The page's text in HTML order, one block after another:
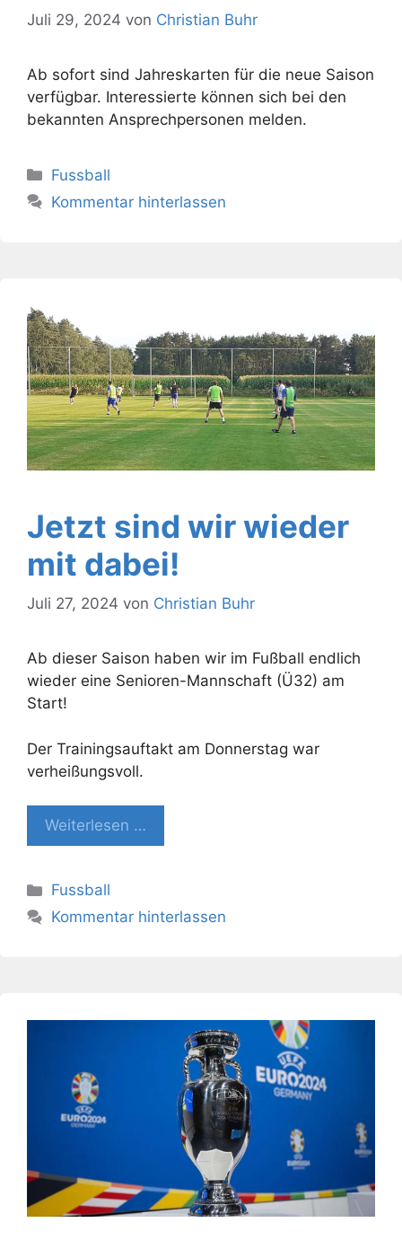
Juli 29, 2024 von Christian Buhr
Ab sofort sind Jahreskarten für die neue Saison
verfügbar. Interessierte können sich bei den
bekannten Ansprechpersonen melden.
Kategorien
Fussball
Kommentar hinterlassen
Jetzt sind wir wieder
mit dabei!
Juli 27, 2024 von Christian Buhr
Ab dieser Saison haben wir im Fußball endlich
wieder eine Senioren-Mannschaft (Ü32) am
Start!
Der Trainingsauftakt am Donnerstag war
verheißungsvoll.
Weiterlesen …
Kategorien
Fussball
Kommentar hinterlassen